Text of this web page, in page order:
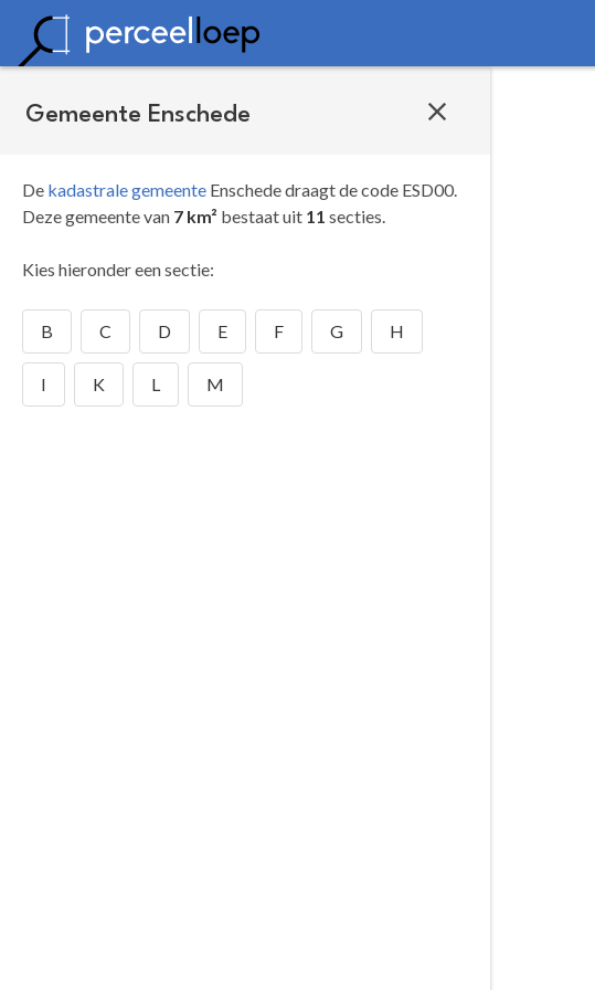
Gemeente Enschede
De kadastrale gemeente Enschede draagt de code ESD00.
Deze gemeente van 7 km² bestaat uit 11 secties.
Kies hieronder een sectie:
B C D E F G H
I K L M